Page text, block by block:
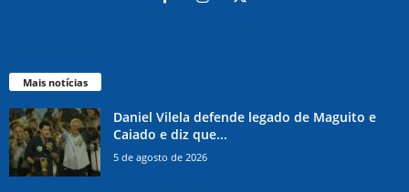
Mais notícias
Daniel Vilela defende legado de Maguito e
Caiado e diz que...
5 de agosto de 2026